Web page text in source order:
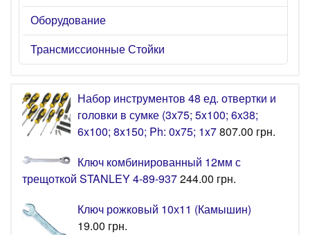
Оборудование
Трансмиссионные Стойки
Набор инструментов 48 ед. отвертки и
головки в сумке (3x75; 5x100; 6x38;
6x100; 8x150; Ph: 0x75; 1x7807.00 грн.
Ключ комбинированный 12мм с
трещоткой STANLEY 4-89-937244.00 грн.
Ключ рожковый 10х11 (Камышин)
19.00 грн.